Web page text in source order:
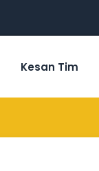
Kesan Tim